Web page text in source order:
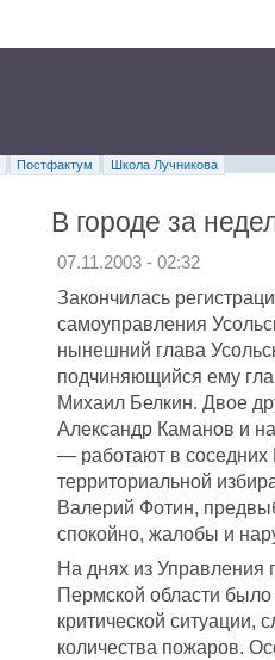
Постфактум
Школа Лучникова
В городе за
07.11.2003 - 02:32
Закончилась
самоуправления
нынешний глава
подчиняющийся ему
Михаил Белкин. Двое
Александр Каманов и
— работают в соседних
территориальной
Валерий Фотин,
спокойно, жалобы и
На днях из Управления
Пермской области было
критической ситуации,
количества пожаров.